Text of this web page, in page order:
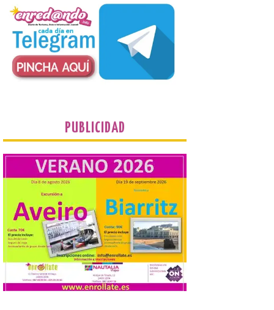
El TUS cuenta con líneas
que llegan a la zona en
puntos como el faro de
Cabo Mayor, Cueto,
Corbanera o Ciriego y
reforzará la movilidad con un servicio
especial de lanzaderas desde el PCTCAN
a Ciriego. El Ayuntamiento de […]
impulsa nuevas
iniciativas relacionadas
con el trío de eclipses para
afianzar a Extremadura
como referente en
astroturismo
8 Ago 2026
Extremadura cuenta con
uno de los cielos
estrellados con menor
contaminación lumínica
de Europa, un recurso
natural que permite disfrutar de
actividades de astroturismo durante todo
PUBLICIDAD